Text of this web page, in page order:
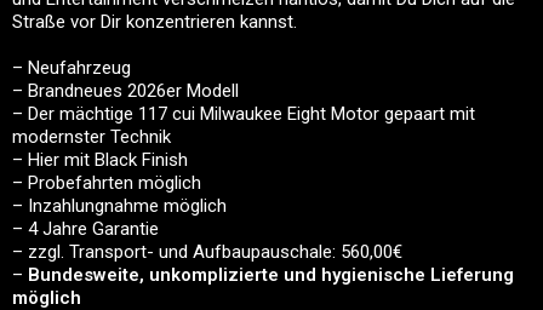
Straße vor Dir konzentrieren kannst.
– Neufahrzeug
– Brandneues 2026er Modell
– Der mächtige 117 cui Milwaukee Eight Motor gepaart mit
modernster Technik
– Hier mit Black Finish
– Probefahrten möglich
– Inzahlungnahme möglich
– 4 Jahre Garantie
– zzgl. Transport- und Aufbaupauschale: 560,00€
– Bundesweite, unkomplizierte und hygienische Lieferung
möglich